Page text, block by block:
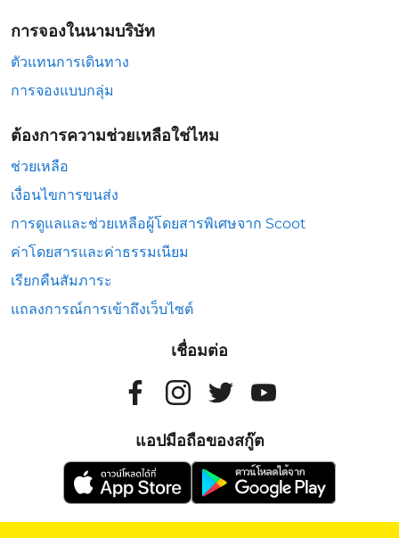
การจองในนามบริษัท
ตัวแทนการเดินทาง
การจองแบบกลุ่ม
ต้องการความช่วยเหลือใช่ไหม
ช่วยเหลือ
เงื่อนไขการขนส่ง
การดูแลและช่วยเหลือผู้โดยสารพิเศษจาก Scoot
ค่าโดยสารและค่าธรรมเนียม
เรียกคืนสัมภาระ
แถลงการณ์การเข้าถึงเว็บไซต์
เชื่อมต่อ
แอปมือถือของสกู๊ต